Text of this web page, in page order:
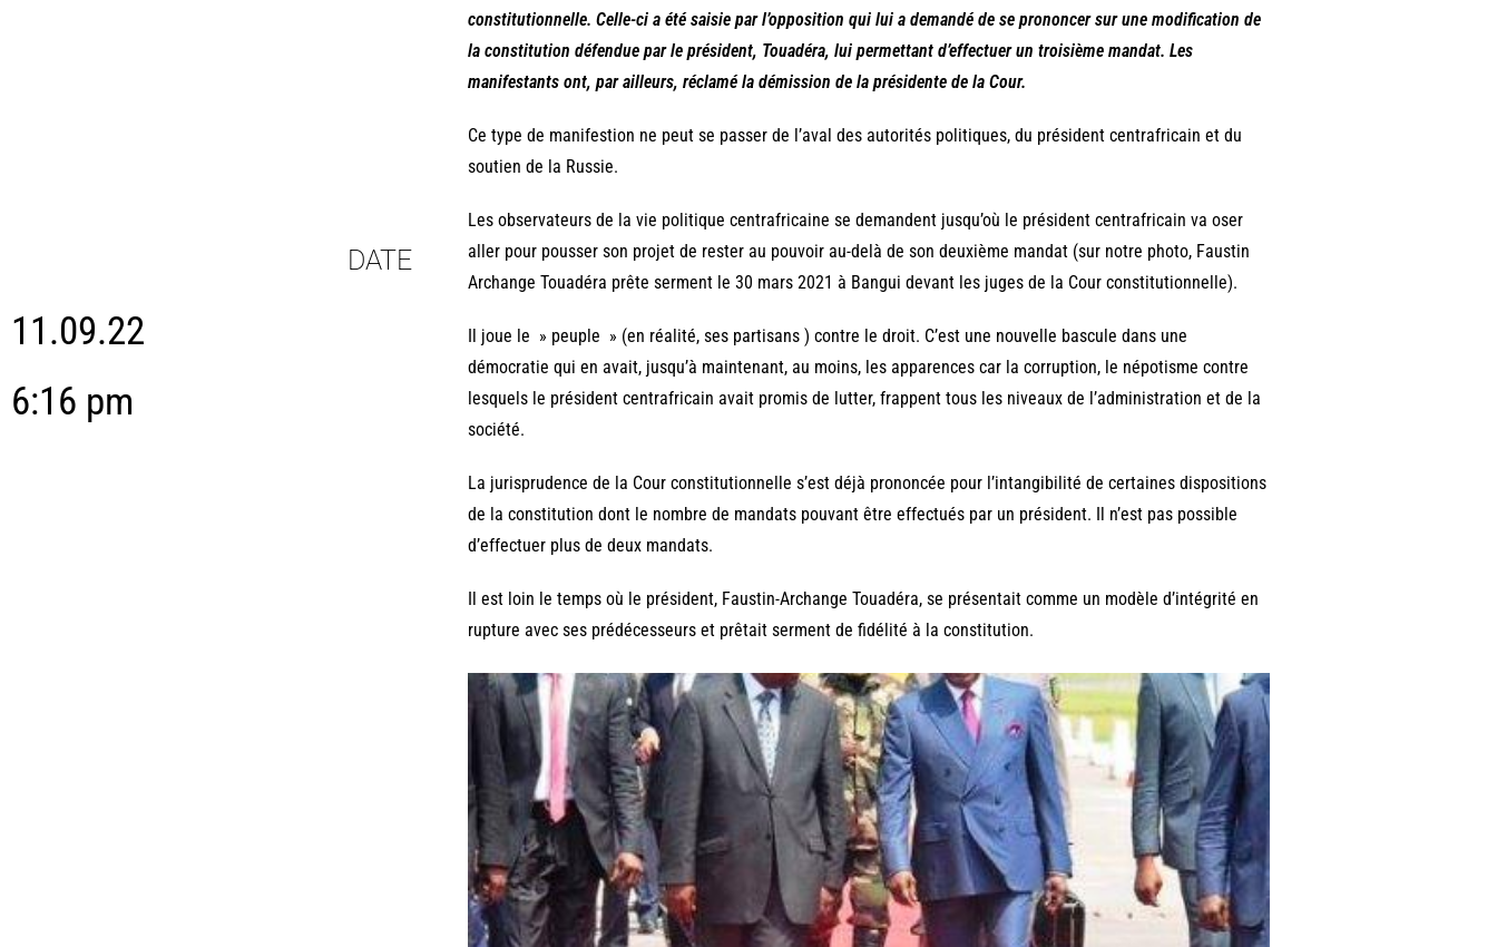
DATE
11.09.22
6:16 pm
constitutionnelle. Celle-ci a été saisie par l’opposition qui lui a demandé de se prononcer sur une modification de
la constitution défendue par le président, Touadéra, lui permettant d’effectuer un troisième mandat. Les
manifestants ont, par ailleurs, réclamé la démission de la présidente de la Cour.
Ce type de manifestion ne peut se passer de l’aval des autorités politiques, du président centrafricain et du
soutien de la Russie.
Les observateurs de la vie politique centrafricaine se demandent jusqu’où le président centrafricain va oser
aller pour pousser son projet de rester au pouvoir au-delà de son deuxième mandat (sur notre photo, Faustin
Archange Touadéra prête serment le 30 mars 2021 à Bangui devant les juges de la Cour constitutionnelle).
Il joue le » peuple » (en réalité, ses partisans ) contre le droit. C’est une nouvelle bascule dans une
démocratie qui en avait, jusqu’à maintenant, au moins, les apparences car la corruption, le népotisme contre
lesquels le président centrafricain avait promis de lutter, frappent tous les niveaux de l’administration et de la
société.
La jurisprudence de la Cour constitutionnelle s’est déjà prononcée pour l’intangibilité de certaines dispositions
de la constitution dont le nombre de mandats pouvant être effectués par un président. Il n’est pas possible
d’effectuer plus de deux mandats.
Il est loin le temps où le président, Faustin-Archange Touadéra, se présentait comme un modèle d’intégrité en
rupture avec ses prédécesseurs et prêtait serment de fidélité à la constitution.